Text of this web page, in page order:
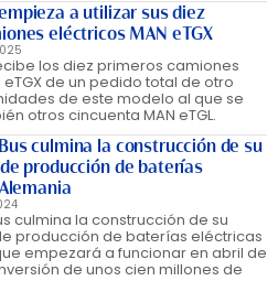
a utilizar sus diez
eléctricos MAN eTGX
los diez primeros camiones
de un pedido total de otro
de este modelo al que se
otros cincuenta MAN eTGL.
culmina la construcción de su
producción de baterías
culmina la construcción de su
producción de baterías eléctricas
empezará a funcionar en abril de
de unos cien millones de